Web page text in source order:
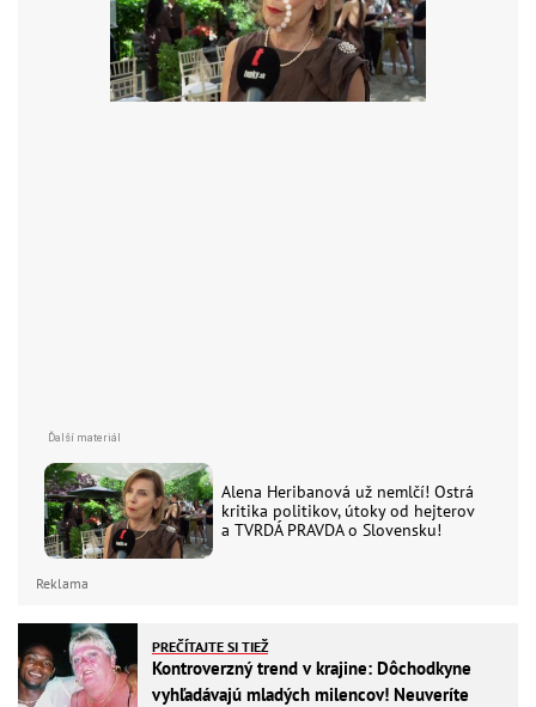
Alena Heribanová už nemlčí! Ostrá
kritika politikov, útoky od hejterov
a TVRDÁ PRAVDA o Slovensku!
Reklama
PREČÍTAJTE SI TIEŽ
Kontroverzný trend v krajine: Dôchodkyne
vyhľadávajú mladých milencov! Neuveríte